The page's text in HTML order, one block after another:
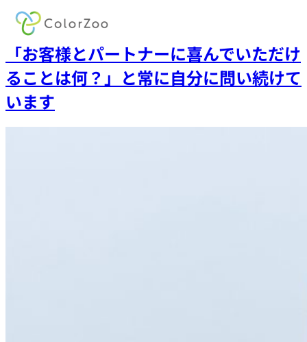
容
を
ス
キ
ッ
「お客様とパートナーに喜んでいただけ
ることは何？」と常に自分に問い続けて
います